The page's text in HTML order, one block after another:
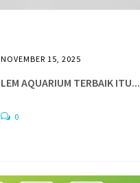
NOVEMBER 15, 2025
LEM AQUARIUM TERBAIK ITU...
0